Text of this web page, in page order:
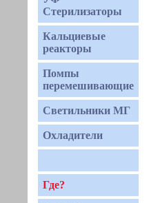
Стерилизаторы
Кальциевые
реакторы
Помпы
перемешивающие
Светильники МГ
Охладители
Где?